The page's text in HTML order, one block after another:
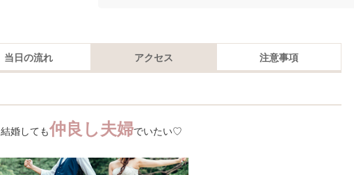
当日の流れ アクセス 注意事項
結婚しても仲良し夫婦でいたい♡